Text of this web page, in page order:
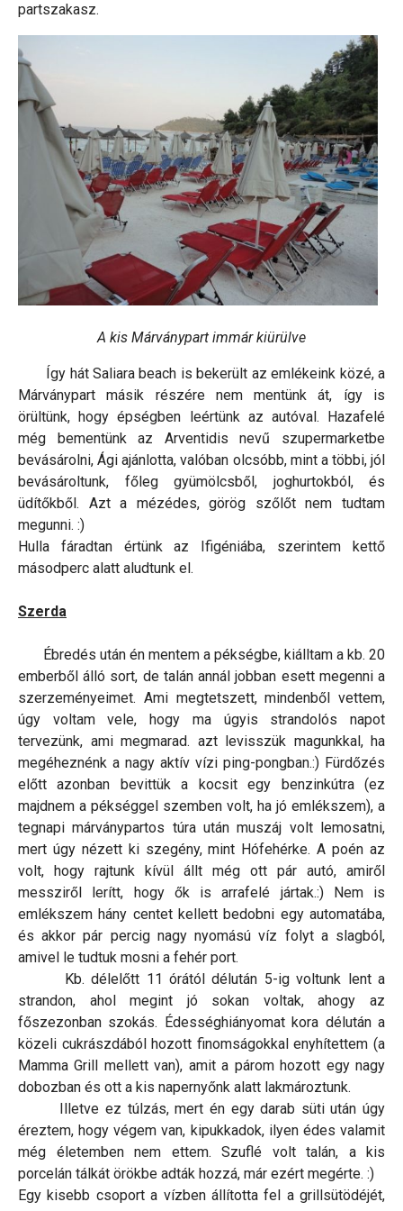
partszakasz.
A kis Márványpart immár kiürülve
Így hát Saliara beach is bekerült az emlékeink közé, a
Márványpart másik részére nem mentünk át, így is
örültünk, hogy épségben leértünk az autóval. Hazafelé
még bementünk az Arventidis nevű szupermarketbe
bevásárolni, Ági ajánlotta, valóban olcsóbb, mint a többi, jól
bevásároltunk, főleg gyümölcsből, joghurtokból, és
üdítőkből. Azt a mézédes, görög szőlőt nem tudtam
megunni. :)
Hulla fáradtan értünk az Ifigéniába, szerintem kettő
másodperc alatt aludtunk el.
Szerda
Ébredés után én mentem a pékségbe, kiálltam a kb. 20
emberből álló sort, de talán annál jobban esett megenni a
szerzeményeimet. Ami megtetszett, mindenből vettem,
úgy voltam vele, hogy ma úgyis strandolós napot
tervezünk, ami megmarad. azt levisszük magunkkal, ha
megéheznénk a nagy aktív vízi ping-pongban.:) Fürdőzés
előtt azonban bevittük a kocsit egy benzinkútra (ez
majdnem a pékséggel szemben volt, ha jó emlékszem), a
tegnapi márványpartos túra után muszáj volt lemosatni,
mert úgy nézett ki szegény, mint Hófehérke. A poén az
volt, hogy rajtunk kívül állt még ott pár autó, amiről
messziről lerítt, hogy ők is arrafelé jártak.:) Nem is
emlékszem hány centet kellett bedobni egy automatába,
és akkor pár percig nagy nyomású víz folyt a slagból,
amivel le tudtuk mosni a fehér port.
Kb. délelőtt 11 órától délután 5-ig voltunk lent a
strandon, ahol megint jó sokan voltak, ahogy az
főszezonban szokás. Édességhiányomat kora délután a
közeli cukrászdából hozott finomságokkal enyhítettem (a
Mamma Grill mellett van), amit a párom hozott egy nagy
dobozban és ott a kis napernyőnk alatt lakmároztunk.
Illetve ez túlzás, mert én egy darab süti után úgy
éreztem, hogy végem van, kipukkadok, ilyen édes valamit
még életemben nem ettem. Szuflé volt talán, a kis
porcelán tálkát örökbe adták hozzá, már ezért megérte. :)
Egy kisebb csoport a vízben állította fel a grillsütödéjét,